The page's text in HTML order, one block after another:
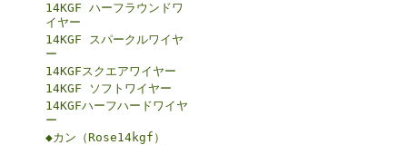
14KGF ハーフラウンドワ
イヤー
14KGF スパークルワイヤ
ー
14KGFスクエアワイヤー
14KGF ソフトワイヤー
14KGFハーフハードワイヤ
ー
◆カン（Rose14kgf）